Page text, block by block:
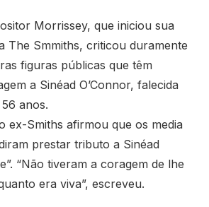
Morrissey, que iniciou sua
The Smmiths, criticou duramente
figuras públicas que têm
a Sinéad O’Connor, falecida
anos.
ex-Smiths afirmou que os media
prestar tributo a Sinéad
“Não tiveram a coragem de lhe
era viva”, escreveu.